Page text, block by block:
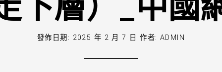
發佈日期: 2025 年 2 月 7 日 作者: ADMIN